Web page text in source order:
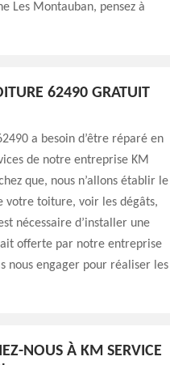
Les Montauban, pensez à
62490 GRATUIT
a besoin d’être réparé en
de notre entreprise KM
que, nous n’allons établir le
votre toiture, voir les dégâts,
nécessaire d’installer une
ait offerte par notre entreprise
nous engager pour réaliser les
NOUS À KM SERVICE